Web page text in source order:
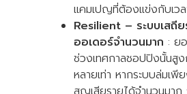
แคมเปญที่ต้องแข่งกับเว
Resilient – ระบบเสถี
ออเดอร์จำนวนมาก : ย
ช่วงเทศกาลชอปปิงนั้นสู
หลายเท่า หากระบบล่มเพี